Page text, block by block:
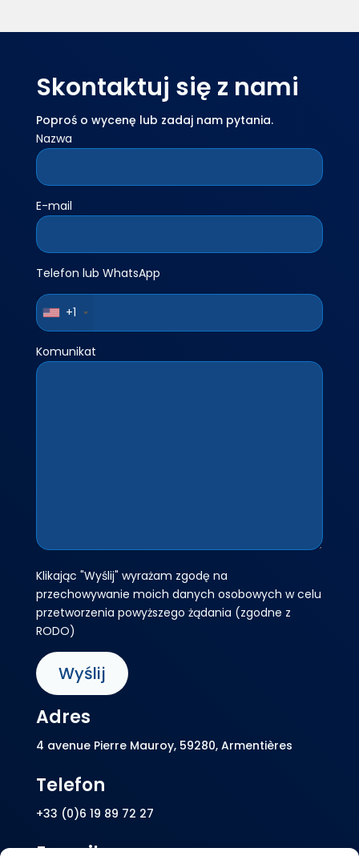
Skontaktuj się z nami
Poproś o wycenę lub zadaj nam pytania.
Nazwa
E-mail
Telefon lub WhatsApp
+1
Komunikat
Klikając "Wyślij" wyrażam zgodę na
przechowywanie moich danych osobowych w celu
przetworzenia powyższego żądania (zgodne z
RODO)
Adres
4 avenue Pierre Mauroy, 59280, Armentières
Telefon
+33 (0)6 19 89 72 27
E-mail